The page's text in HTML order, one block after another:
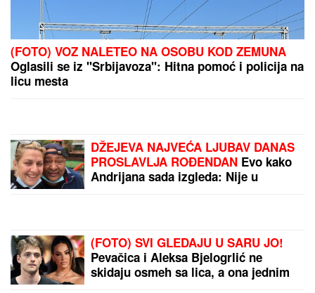
(FOTO) VOZ NALETEO NA OSOBU KOD ZEMUNA
Oglasili se iz "Srbijavoza": Hitna pomoć i policija na
licu mesta
DŽEJEVA NAJVEĆA LJUBAV DANAS
PROSLAVLJA ROĐENDAN Evo kako
Andrijana sada izgleda: Nije u
(FOTO) SVI GLEDAJU U SARU JO!
Pevačica i Aleksa Bjelogrlić ne
skidaju osmeh sa lica, a ona jednim